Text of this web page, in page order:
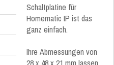
Schaltplatine für
Homematic IP ist das
ganz einfach.
Ihre Abmessungen von